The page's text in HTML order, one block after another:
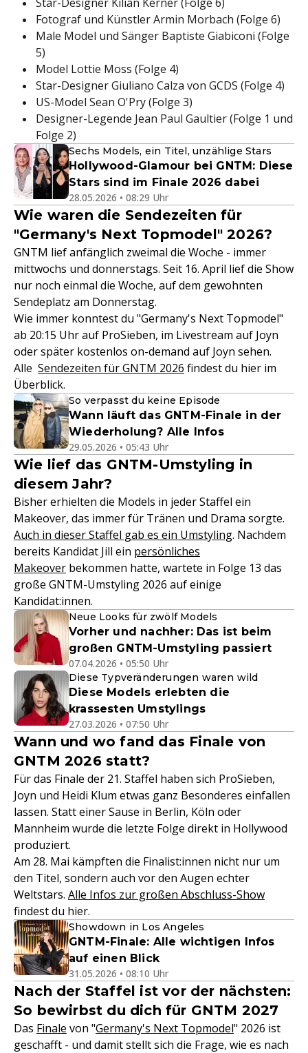
Fotograf und Künstler Armin Morbach (Folge 6)
Male Model und Sänger Baptiste Giabiconi (Folge
5)
Model Lottie Moss (Folge 4)
Star-Designer Giuliano Calza von GCDS (Folge 4)
US-Model Sean O'Pry (Folge 3)
Designer-Legende Jean Paul Gaultier (Folge 1 und
Folge 2)
Sechs Models, ein Titel, unzählige Stars
Hollywood-Glamour bei GNTM: Diese
Stars sind im Finale 2026 dabei
28.05.2026 • 08:29 Uhr
Wie waren die Sendezeiten für
"Germany's Next Topmodel" 2026?
GNTM lief anfänglich zweimal die Woche - immer
mittwochs und donnerstags. Seit 16. April lief die Show
nur noch einmal die Woche, auf dem gewohnten
Sendeplatz am Donnerstag.
Wie immer konntest du "Germany's Next Topmodel"
ab 20:15 Uhr auf ProSieben, im Livestream auf Joyn
oder später kostenlos on-demand auf Joyn sehen.
Alle Sendezeiten für GNTM 2026 findest du hier im
Überblick.
So verpasst du keine Episode
Wann läuft das GNTM-Finale in der
Wiederholung? Alle Infos
29.05.2026 • 05:43 Uhr
Wie lief das GNTM-Umstyling in
diesem Jahr?
Bisher erhielten die Models in jeder Staffel ein
Makeover, das immer für Tränen und Drama sorgte.
Auch in dieser Staffel gab es ein Umstyling. Nachdem
bereits Kandidat Jill ein persönliches
Makeover bekommen hatte, wartete in Folge 13 das
große GNTM-Umstyling 2026 auf einige
Kandidat:innen.
Neue Looks für zwölf Models
Vorher und nachher: Das ist beim
großen GNTM-Umstyling passiert
07.04.2026 • 05:50 Uhr
Diese Typveränderungen waren wild
Diese Models erlebten die
krassesten Umstylings
27.03.2026 • 07:50 Uhr
Wann und wo fand das Finale von
GNTM 2026 statt?
Für das Finale der 21. Staffel haben sich ProSieben,
Joyn und Heidi Klum etwas ganz Besonderes einfallen
lassen. Statt einer Sause in Berlin, Köln oder
Mannheim wurde die letzte Folge direkt in Hollywood
produziert.
Am 28. Mai kämpften die Finalist:innen nicht nur um
den Titel, sondern auch vor den Augen echter
Weltstars. Alle Infos zur großen Abschluss-Show
findest du hier.
Showdown in Los Angeles
GNTM-Finale: Alle wichtigen Infos
auf einen Blick
31.05.2026 • 08:10 Uhr
Nach der Staffel ist vor der nächsten:
So bewirbst du dich für GNTM 2027
Das Finale von "Germany's Next Topmodel" 2026 ist
geschafft - und damit stellt sich die Frage, wie es nach